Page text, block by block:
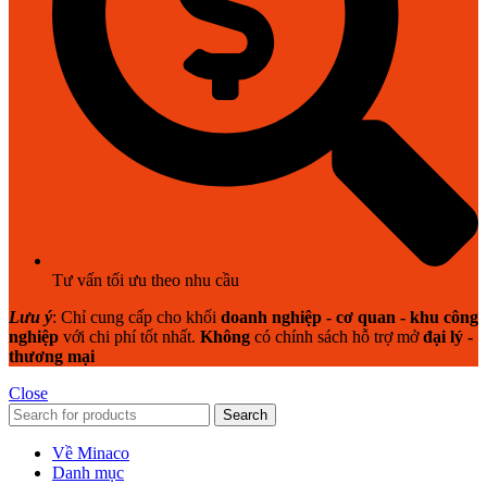
Tư vấn tối ưu theo nhu cầu
Lưu ý: Chỉ cung cấp cho khối doanh nghiệp - cơ quan - khu công
nghiệp với chi phí tốt nhất. Không có chính sách hỗ trợ mởđại lý -
thương mại
Close
Search
Về Minaco
Danh mục